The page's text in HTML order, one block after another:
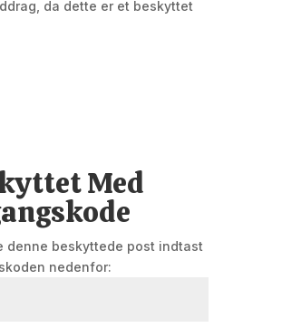
da dette er et beskyttet
Med
denne beskyttede post indtast
nedenfor: